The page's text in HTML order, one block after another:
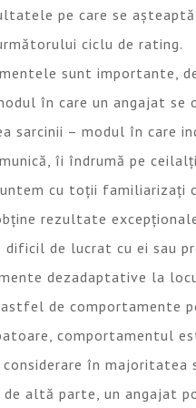
pe care se
ciclu de rating.
sunt importante,
în care un angajat se
sarcinii – modul în care
îi îndrumă pe
cu toții familiarizați
rezultate
dificil de lucrat cu ei sau
dezadaptative la
astfel de comportamente
comportamentul
în majoritatea
de altă parte, un angajat